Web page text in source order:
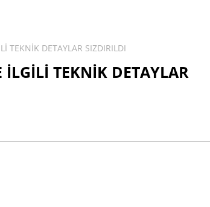
TEKNİK DETAYLAR SIZDIRILDI
TEKNİK DETAYLAR